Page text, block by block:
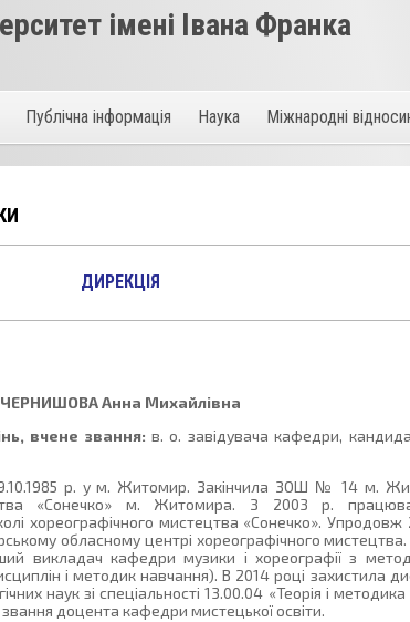
імені Івана Франка
Публічна інформація Наука Міжнародні
ДИРЕКЦІЯ
ЧЕРНИШОВААнна Михайлівна
вчене звання: в. о. завідувача кафедри,
р. у м. Житомир. Закінчила ЗОШ № 14 м.
«Сонечко» м. Житомира. З 2003 р.
хореографічного мистецтва «Сонечко».
обласному центрі хореографічного
викладач кафедри музики і хореографії з
і методик навчання). В 2014 році захистила
наук зі спеціальності 13.00.04 «Теорія і
доцента кафедри мистецької освіти.